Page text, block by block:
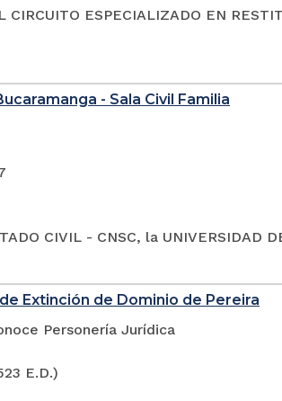
ESPECIALIZADO EN
- Sala Civil Familia
CIVIL - CNSC, la UNIVERSIDAD
Extinción de Dominio de Pereira
Personería Jurídica
E.D.)